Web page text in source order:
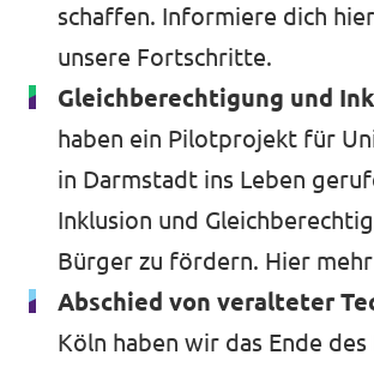
schaffen. Informiere dich hier
unsere Fortschritte.
Gleichberechtigung und
haben ein Pilotprojekt für
in Darmstadt ins Leben
Inklusion und
Bürger zu fördern. Hier
Abschied von veralteter
Köln haben wir das Ende des